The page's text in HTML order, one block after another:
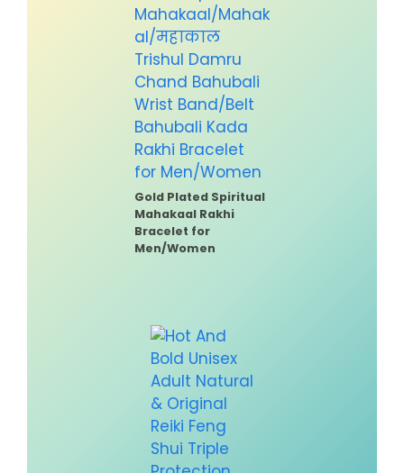
Gold Plated Spiritual
Mahakaal Rakhi
Bracelet for
Men/Women